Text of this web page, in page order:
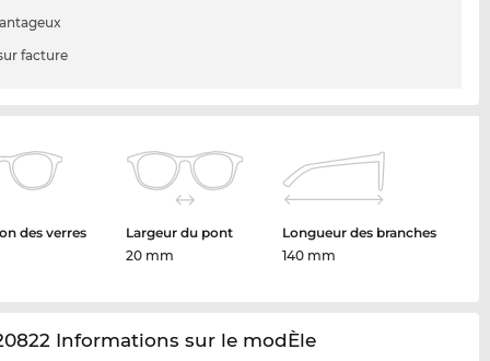
facture
des verres
Largeur du pont
20 mm
Longueur des branches
140 mm
Informations sur le modÈle